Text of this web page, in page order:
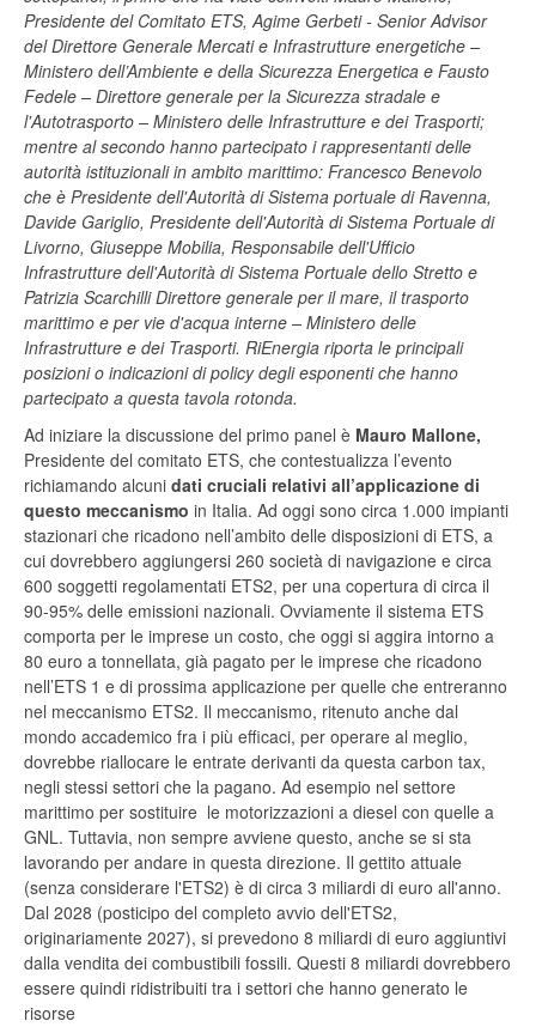
Presidente del Comitato ETS, Agime Gerbeti - Senior Advisor
del Direttore Generale Mercati e Infrastrutture energetiche –
Ministero dell’Ambiente e della Sicurezza Energetica e Fausto
Fedele – Direttore generale per la Sicurezza stradale e
l'Autotrasporto – Ministero delle Infrastrutture e dei Trasporti;
mentre al secondo hanno partecipato i rappresentanti delle
autorità istituzionali in ambito marittimo: Francesco Benevolo
che è Presidente dell'Autorità di Sistema portuale di Ravenna,
Davide Gariglio, Presidente dell'Autorità di Sistema Portuale di
Livorno, Giuseppe Mobilia, Responsabile dell'Ufficio
Infrastrutture dell'Autorità di Sistema Portuale dello Stretto e
Patrizia Scarchilli Direttore generale per il mare, il trasporto
marittimo e per vie d'acqua interne – Ministero delle
Infrastrutture e dei Trasporti. RiEnergia riporta le principali
posizioni o indicazioni di policy degli esponenti che hanno
partecipato a questa tavola rotonda.
Ad iniziare la discussione del primo panel è Mauro Mallone,
Presidente del comitato ETS, che contestualizza l’evento
richiamando alcuni dati cruciali relativi all’applicazione di
questo meccanismo in Italia. Ad oggi sono circa 1.000 impianti
stazionari che ricadono nell’ambito delle disposizioni di ETS, a
cui dovrebbero aggiungersi 260 società di navigazione e circa
600 soggetti regolamentati ETS2, per una copertura di circa il
90-95% delle emissioni nazionali. Ovviamente il sistema ETS
comporta per le imprese un costo, che oggi si aggira intorno a
80 euro a tonnellata, già pagato per le imprese che ricadono
nell’ETS 1 e di prossima applicazione per quelle che entreranno
nel meccanismo ETS2. Il meccanismo, ritenuto anche dal
mondo accademico fra i più efficaci, per operare al meglio,
dovrebbe riallocare le entrate derivanti da questa carbon tax,
negli stessi settori che la pagano. Ad esempio nel settore
marittimo per sostituire le motorizzazioni a diesel con quelle a
GNL. Tuttavia, non sempre avviene questo, anche se si sta
lavorando per andare in questa direzione. Il gettito attuale
(senza considerare l'ETS2) è di circa 3 miliardi di euro all'anno.
Dal 2028 (posticipo del completo avvio dell'ETS2,
originariamente 2027), si prevedono 8 miliardi di euro aggiuntivi
dalla vendita dei combustibili fossili. Questi 8 miliardi dovrebbero
essere quindi ridistribuiti tra i settori che hanno generato le
risorse